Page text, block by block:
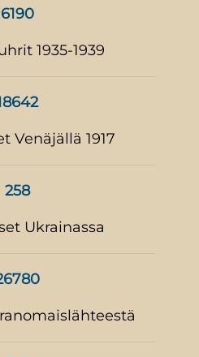
6190
1935-1939
Venäjällä 1917
258
Ukrainassa